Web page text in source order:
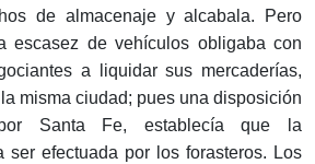
de almacenaje y alcabala. Pero
escasez de vehículos obligaba con
a liquidar sus mercaderías,
misma ciudad; pues una disposición
Santa Fe, establecía que la
ser efectuada por los forasteros. Los